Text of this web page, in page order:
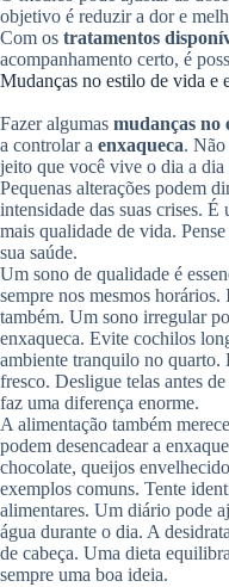
objetivo é reduzir a dor e
Com os tratamentos
acompanhamento certo, é
Mudanças no estilo de vida e
Fazer algumas mudanças no
a controlar a enxaqueca. Não
jeito que você vive o dia a
Pequenas alterações podem
intensidade das suas crises.
mais qualidade de vida.
sua saúde.
Um sono de qualidade é
sempre nos mesmos horários.
também. Um sono irregular
enxaqueca. Evite cochilos
ambiente tranquilo no quarto.
fresco. Desligue telas antes
faz uma diferença enorme.
A alimentação também
podem desencadear a
chocolate, queijos
exemplos comuns. Tente
alimentares. Um diário pode
água durante o dia. A
de cabeça. Uma dieta
sempre uma boa ideia.